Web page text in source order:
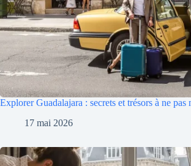
Explorer Guadalajara : secrets et trésors à ne pas
17 mai 2026